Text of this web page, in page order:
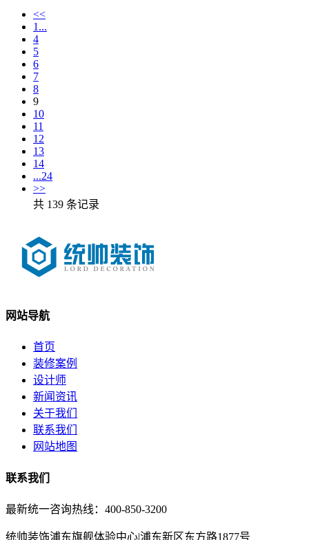
<<
1...
4
5
6
7
8
9
10
11
12
13
14
...24
>>
共 139 条记录
网站导航
首页
装修案例
设计师
新闻资讯
关于我们
联系我们
网站地图
联系我们
最新统一咨询热线：400-850-3200
统帅装饰浦东旗舰体验中心|浦东新区东方路1877号